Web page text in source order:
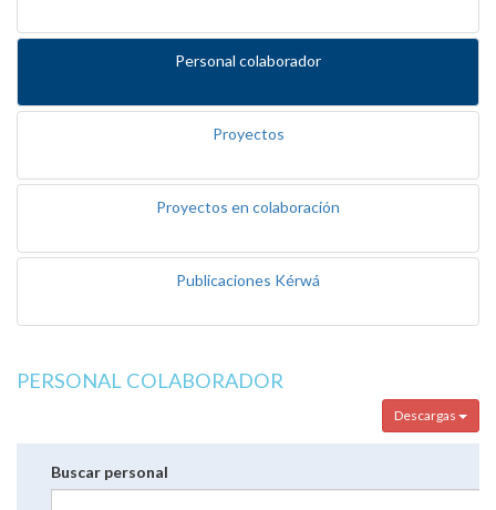
Personal colaborador
Proyectos
Proyectos en colaboración
Publicaciones Kérwá
PERSONAL COLABORADOR
Descargas
Buscar personal